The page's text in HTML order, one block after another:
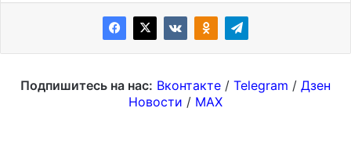
Подпишитесь на нас: Вконтакте / Telegram / Дзен
Новости / MAX